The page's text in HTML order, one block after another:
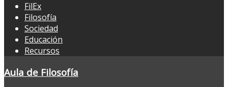
FilEx
Filosofía
Sociedad
Educación
Recursos
Aula de Filosofía